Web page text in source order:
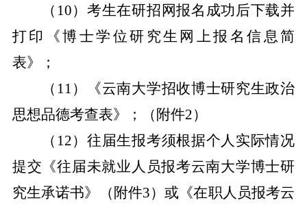
（ 10）考生在研招网报名成功后下载并
打印《博士学位研究生网上报名信息简
表》；
（ 11）《云南大学招收博士研究生政治
思想品德考查表》；（附件2）
（ 12）往届生报考须根据个人实际情况
提交《往届未就业人员报考云南大学博士研
究生承诺书》（附件3）或《在职人员报考云